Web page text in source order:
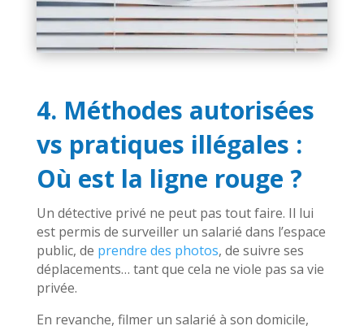
4. Méthodes autorisées
vs pratiques illégales :
Où est la ligne rouge ?
Un détective privé ne peut pas tout faire. Il lui
est permis de surveiller un salarié dans l’espace
public, de prendre des photos, de suivre ses
déplacements… tant que cela ne viole pas sa vie
privée.
En revanche, filmer un salarié à son domicile,